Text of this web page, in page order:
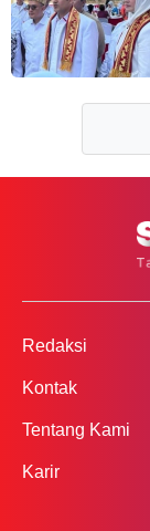
Redaksi
Kontak
Tentang Kami
Karir